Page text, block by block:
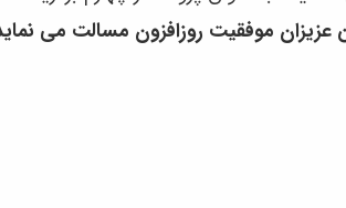
عزیزان موفقیت روزافزون مسالت می